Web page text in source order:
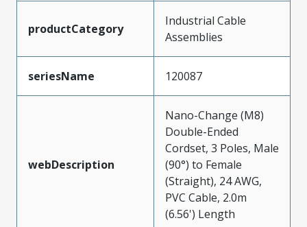
productCategory
Industrial Cable
Assemblies
seriesName 120087
webDescription
Nano-Change (M8)
Double-Ended
Cordset, 3 Poles, Male
(90°) to Female
(Straight), 24 AWG,
PVC Cable, 2.0m
(6.56') Length